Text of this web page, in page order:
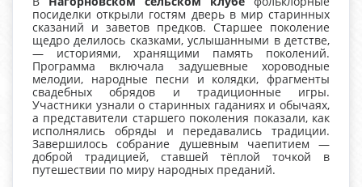
посиделки открыли гостям дверь в мир старинных
сказаний и заветов предков. Старшее поколение
щедро делилось сказками, услышанными в детстве,
— историями, хранящими память поколений.
Программа включала задушевные хороводные
мелодии, народные песни и колядки, фрагменты
свадебных обрядов и традиционные игры.
Участники узнали о старинных гаданиях и обычаях,
а представители старшего поколения показали, как
исполнялись обряды и передавались традиции.
Завершилось собрание душевным чаепитием —
доброй традицией, ставшей тёплой точкой в
путешествии по миру народных преданий.